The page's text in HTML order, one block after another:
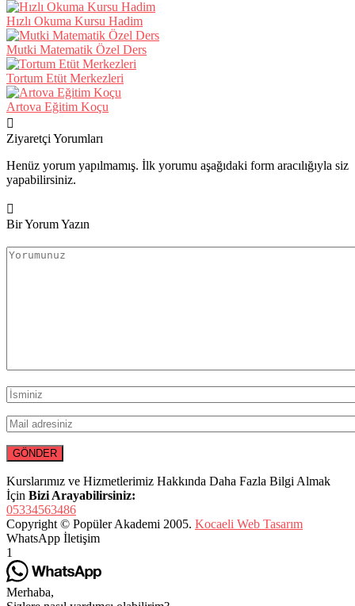
Hızlı Okuma Kursu Hadim
Mutki Matematik Özel Ders
Tortum Etüt Merkezleri
Artova Eğitim Koçu
Ziyaretçi Yorumları
Henüz yorum yapılmamış. İlk yorumu aşağıdaki form aracılığıyla siz
yapabilirsiniz.
Bir Yorum Yazın
Kurslarımız ve Hizmetlerimiz Hakkında Daha Fazla Bilgi Almak
İçin Bizi Arayabilirsiniz:
05334563486
Copyright © Popüler Akademi 2005. Kocaeli Web Tasarım
WhatsApp İletişim
1
Merhaba,